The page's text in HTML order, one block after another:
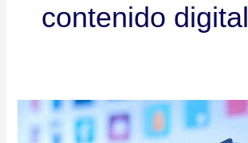
contenido digital
Contenido
que